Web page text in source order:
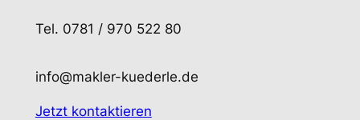
Tel. 0781 / 970 522 80
info@makler-kuederle.de
Jetzt kontaktieren